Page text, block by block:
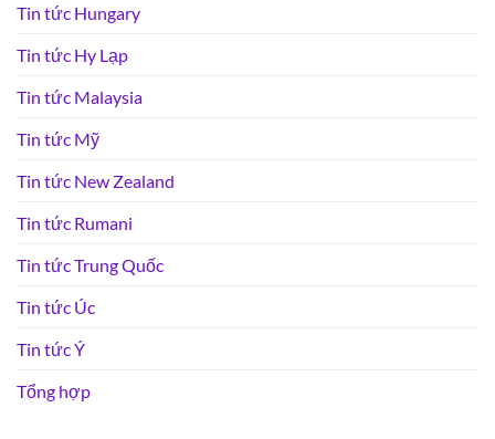
Tin tức Hungary
Tin tức Hy Lạp
Tin tức Malaysia
Tin tức Mỹ
Tin tức New Zealand
Tin tức Rumani
Tin tức Trung Quốc
Tin tức Úc
Tin tức Ý
Tổng hợp